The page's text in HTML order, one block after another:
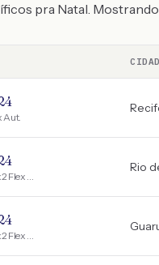
pra Natal.
Aut.
Renegade Long. T270 1.3 TB 4x2 Flex Aut.
Rio
Renegade Sport T270 1.3 TB 4x2 Flex Aut.